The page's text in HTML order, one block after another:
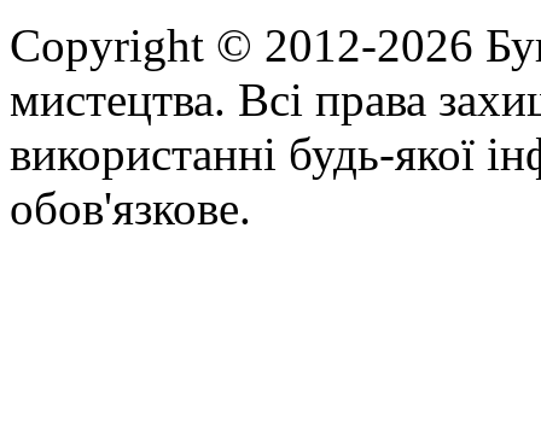
Copyright © 2012-2026
мистецтва. Всі права
використанні будь-якої
обов'язкове.